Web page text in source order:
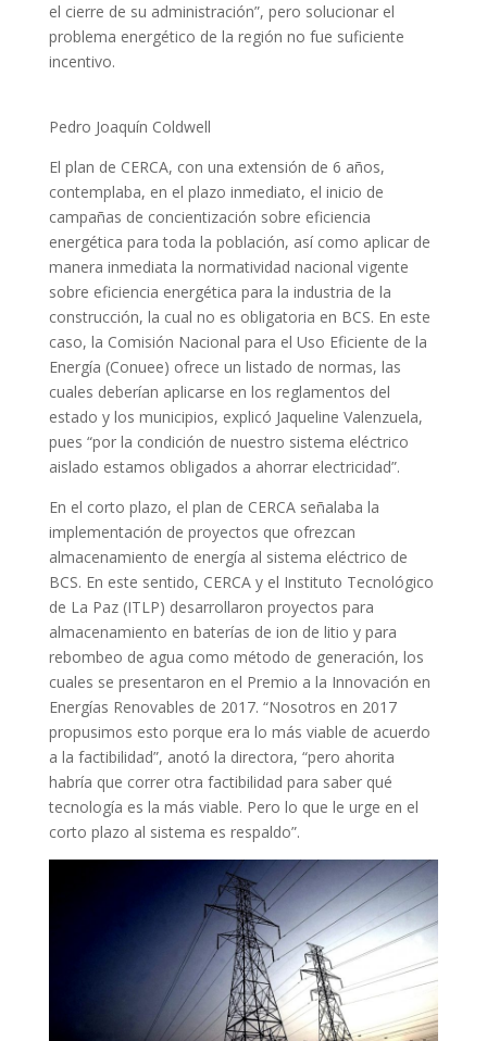
el cierre de su administración”, pero solucionar el
problema energético de la región no fue suficiente
incentivo.
Pedro Joaquín Coldwell
El plan de CERCA, con una extensión de 6 años,
contemplaba, en el plazo inmediato, el inicio de
campañas de concientización sobre eficiencia
energética para toda la población, así como aplicar de
manera inmediata la normatividad nacional vigente
sobre eficiencia energética para la industria de la
construcción, la cual no es obligatoria en BCS. En este
caso, la Comisión Nacional para el Uso Eficiente de la
Energía (Conuee) ofrece un listado de normas, las
cuales deberían aplicarse en los reglamentos del
estado y los municipios, explicó Jaqueline Valenzuela,
pues “por la condición de nuestro sistema eléctrico
aislado estamos obligados a ahorrar electricidad”.
En el corto plazo, el plan de CERCA señalaba la
implementación de proyectos que ofrezcan
almacenamiento de energía al sistema eléctrico de
BCS. En este sentido, CERCA y el Instituto Tecnológico
de La Paz (ITLP) desarrollaron proyectos para
almacenamiento en baterías de ion de litio y para
rebombeo de agua como método de generación, los
cuales se presentaron en el Premio a la Innovación en
Energías Renovables de 2017. “Nosotros en 2017
propusimos esto porque era lo más viable de acuerdo
a la factibilidad”, anotó la directora, “pero ahorita
habría que correr otra factibilidad para saber qué
tecnología es la más viable. Pero lo que le urge en el
corto plazo al sistema es respaldo”.